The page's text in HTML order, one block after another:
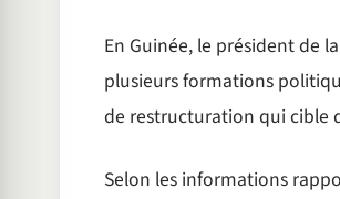
En Guinée, le président de
plusieurs formations
de restructuration qui cible
Selon les informations